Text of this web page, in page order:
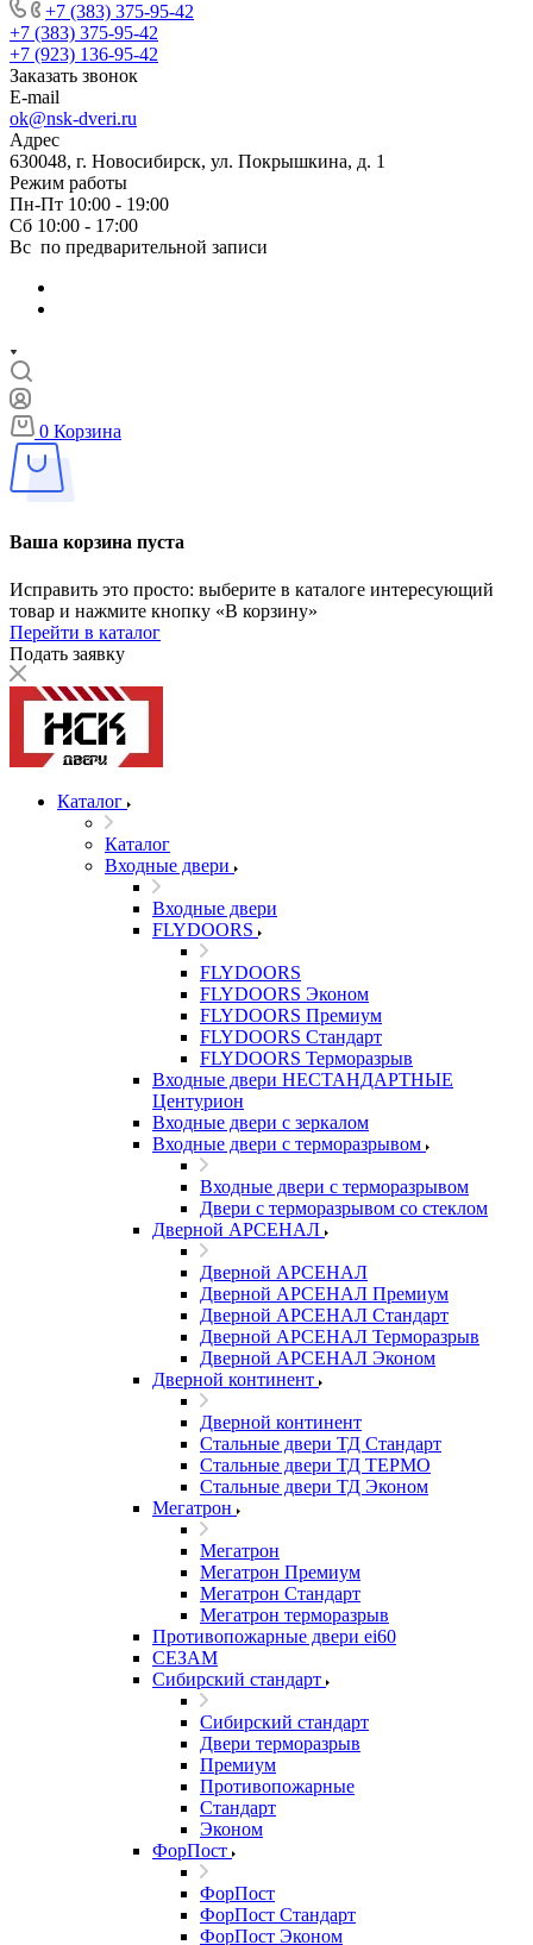
+7 (383) 375-95-42
+7 (383) 375-95-42
+7 (923) 136-95-42
Заказать звонок
E-mail
ok@nsk-dveri.ru
Адрес
630048, г. Новосибирск, ул. Покрышкина, д. 1
Режим работы
Пн-Пт 10:00 - 19:00
Сб 10:00 - 17:00
Вс по предварительной записи
0 Корзина
Ваша корзина пуста
Исправить это просто: выберите в каталоге интересующий
товар и нажмите кнопку «В корзину»
Перейти в каталог
Подать заявку
Каталог
Каталог
Входные двери
Входные двери
FLYDOORS
FLYDOORS
FLYDOORS Эконом
FLYDOORS Премиум
FLYDOORS Стандарт
FLYDOORS Терморазрыв
Входные двери НЕСТАНДАРТНЫЕ
Центурион
Входные двери с зеркалом
Входные двери с терморазрывом
Входные двери с терморазрывом
Двери с терморазрывом со стеклом
Дверной АРСЕНАЛ
Дверной АРСЕНАЛ
Дверной АРСЕНАЛ Премиум
Дверной АРСЕНАЛ Стандарт
Дверной АРСЕНАЛ Терморазрыв
Дверной АРСЕНАЛ Эконом
Дверной континент
Дверной континент
Стальные двери ТД Стандарт
Стальные двери ТД ТЕРМО
Стальные двери ТД Эконом
Мегатрон
Мегатрон
Мегатрон Премиум
Мегатрон Стандарт
Мегатрон терморазрыв
Противопожарные двери ei60
СЕЗАМ
Сибирский стандарт
Сибирский стандарт
Двери терморазрыв
Премиум
Противопожарные
Стандарт
Эконом
ФорПост
ФорПост
ФорПост Стандарт
ФорПост Эконом